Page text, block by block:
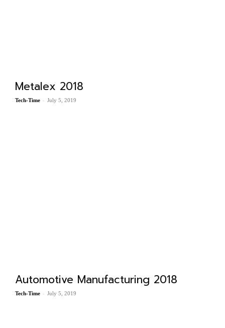
Metalex 2018
Tech-Time - July 5, 2019
Automotive Manufacturing 2018
Tech-Time - July 5, 2019